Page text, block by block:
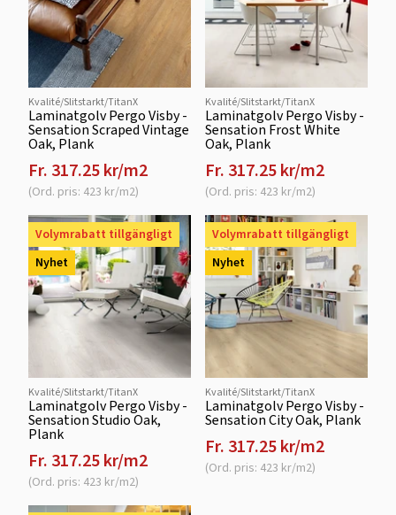
Kvalité/Slitstarkt/TitanX
Laminatgolv Pergo Visby -
Sensation Scraped Vintage
Oak, Plank
Fr. 317.25 kr/m2
(Ord. pris: 423 kr/m2)
Kvalité/Slitstarkt/TitanX
Laminatgolv Pergo Visby -
Sensation Frost White
Oak, Plank
Fr. 317.25 kr/m2
(Ord. pris: 423 kr/m2)
Volymrabatt tillgängligt
Nyhet
Kvalité/Slitstarkt/TitanX
Laminatgolv Pergo Visby -
Sensation Studio Oak,
Plank
Fr. 317.25 kr/m2
(Ord. pris: 423 kr/m2)
Volymrabatt tillgängligt
Nyhet
Kvalité/Slitstarkt/TitanX
Laminatgolv Pergo Visby -
Sensation City Oak, Plank
Fr. 317.25 kr/m2
(Ord. pris: 423 kr/m2)